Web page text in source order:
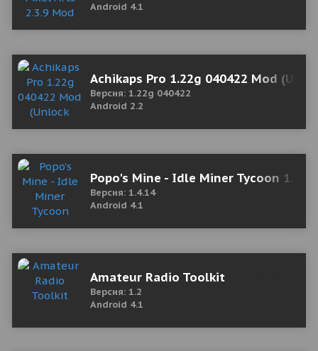
Android 4.1
Achikaps Pro 1.22g 040422 Mod
Версия: 1.22g 040422
Android 2.2
Popo's Mine - Idle Miner Tycoon
Версия: 1.4.14
Android 4.1
Amateur Radio Toolkit
Версия: 1.2
Android 4.1